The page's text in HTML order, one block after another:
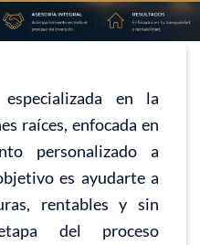
en la
raíces, enfocada en
personalizado a
es ayudarte a
rentables y sin
del proceso